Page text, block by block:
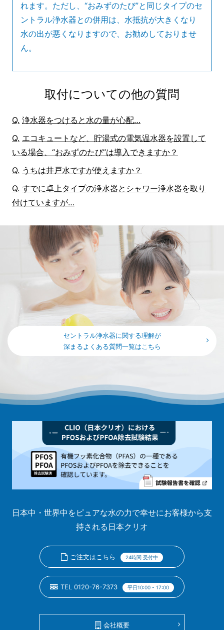
れます。ただし、“おみずのたび”と同じタイプのセ
ントラル浄水器との併用は、水抵抗が大きくなり
水の出が悪くなりますので、お勧めしておりませ
ん。
取付についての他の質問
浄水器をつけると水の量が心配…
エコキュートなど、貯湯式の電気温水器を設置して
いる場合、“おみずのたび”は導入できますか？
うちは井戸水ですが使えますか？
すでに卓上タイプの浄水器とシャワー浄水器を取り
付けていますが…
セントラル浄水器に関する理解が
深まるよくある質問一覧はこちら
日本中・世界中をピュアな水の力で幸せにお客様から支
持される日本クリオ
ご注文はこちら 24時間 受付中
TEL 0120-76-7373 平日10:00 - 17:00
会社概要